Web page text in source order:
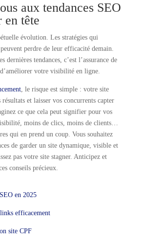
aux tendances SEO
en tête
évolution. Les stratégies qui
perdre de leur efficacité demain.
dernières tendances, c’est l’assurance de
votre visibilité en ligne.
, le risque est simple : votre site
résultats et laisser vos concurrents capter
ce que cela peut signifier pour vos
moins de clics, moins de clients…
qui en prend un coup. Vous souhaitez
de garder un site dynamique, visible et
pas votre site stagner. Anticipez et
conseils précieux.
en 2025
efficacement
site CPF